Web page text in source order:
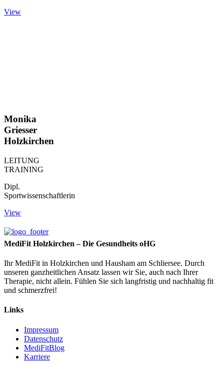
View
Monika
Griesser
Holzkirchen
LEITUNG
TRAINING
Dipl.
Sportwissenschaftlerin
View
MediFit Holzkirchen – Die Gesundheits oHG
Ihr MediFit in Holzkirchen und Hausham am Schliersee. Durch
unseren ganzheitlichen Ansatz lassen wir Sie, auch nach Ihrer
Therapie, nicht allein. Fühlen Sie sich langfristig und nachhaltig fit
und schmerzfrei!
Links
Impressum
Datenschutz
MediFitBlog
Karriere